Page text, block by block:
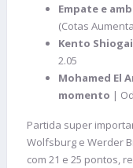
Empate e
(Cotas
Kento
2.05
Mohamed El
momento |
Partida super
Wolfsburg e Werder
com 21 e 25 pontos,